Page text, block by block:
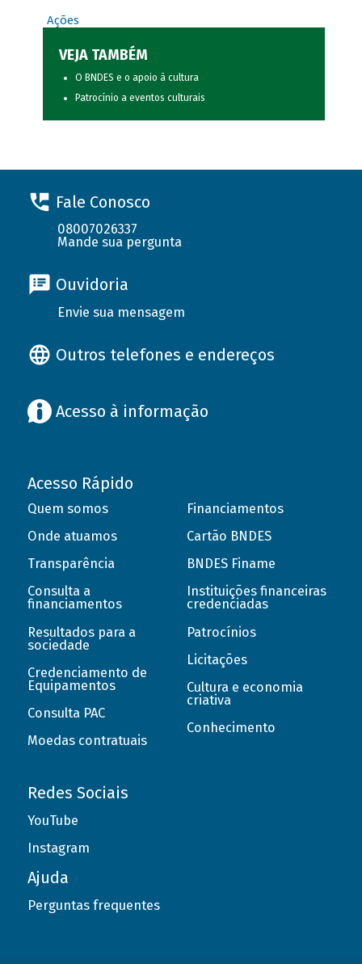
Ações
VEJA TAMBÉM
O BNDES e o apoio à cultura
Patrocínio a eventos culturais
Fale Conosco
08007026337
Mande sua pergunta
Ouvidoria
Envie sua mensagem
Outros telefones e endereços
Acesso à informação
Acesso Rápido
Quem somos
Onde atuamos
Transparência
Consulta a
financiamentos
Resultados para a
sociedade
Credenciamento de
Equipamentos
Consulta PAC
Moedas contratuais
Financiamentos
Cartão BNDES
BNDES Finame
Instituições financeiras
credenciadas
Patrocínios
Licitações
Cultura e economia
criativa
Conhecimento
Redes Sociais
YouTube
Instagram
Ajuda
Perguntas frequentes